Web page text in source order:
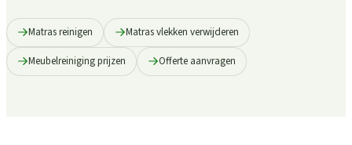
Matras reinigen Matras vlekken verwijderen
Meubelreiniging prijzen Offerte aanvragen